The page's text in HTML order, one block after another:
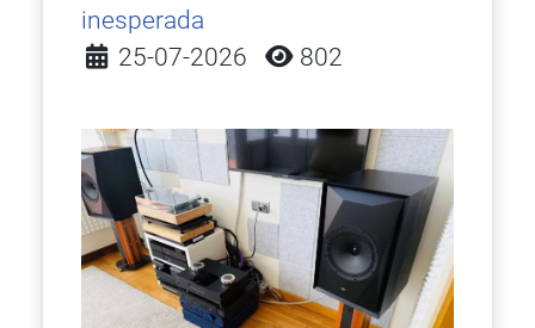
inesperada
Detalles
25-07-2026 802